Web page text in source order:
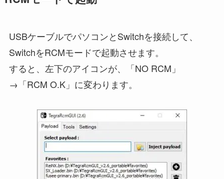
USBケーブルでパソコンとSwitchを接続して、
SwitchをRCMモードで起動させます。
すると、左下のアイコンが、「NO RCM」
→「RCM O.K」に変わります。